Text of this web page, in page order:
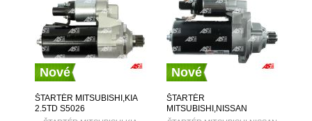
Nové
ŠTARTÉR MITSUBISHI,KIA
2.5TD S5026
AUTOSTARTER
Nové
ŠTARTÉR
MITSUBISHI,NISSAN
AS5010 AUTOSTARTER